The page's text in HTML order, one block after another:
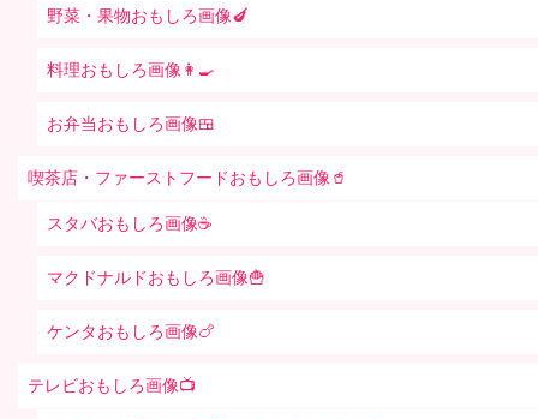
野菜・果物おもしろ画像🍆
料理おもしろ画像👩‍🍳
お弁当おもしろ画像🍱
喫茶店・ファーストフードおもしろ画像🥤
スタバおもしろ画像☕️
マクドナルドおもしろ画像🍟
ケンタおもしろ画像🍗
テレビおもしろ画像📺